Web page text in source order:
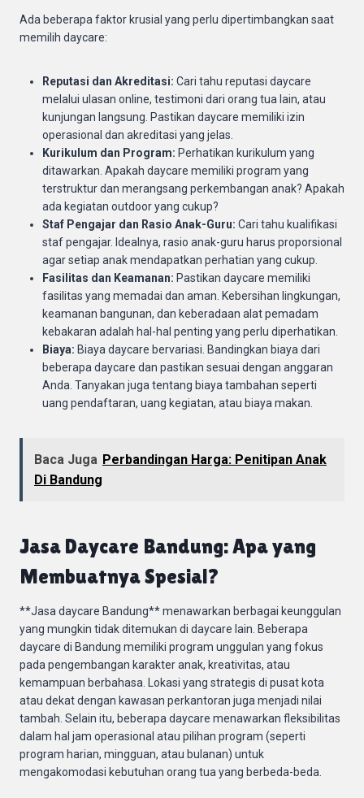
Ada beberapa faktor krusial yang perlu dipertimbangkan saat
memilih daycare:
Reputasi dan Akreditasi: Cari tahu reputasi daycare
melalui ulasan online, testimoni dari orang tua lain, atau
kunjungan langsung. Pastikan daycare memiliki izin
operasional dan akreditasi yang jelas.
Kurikulum dan Program: Perhatikan kurikulum yang
ditawarkan. Apakah daycare memiliki program yang
terstruktur dan merangsang perkembangan anak? Apakah
ada kegiatan outdoor yang cukup?
Staf Pengajar dan Rasio Anak-Guru: Cari tahu kualifikasi
staf pengajar. Idealnya, rasio anak-guru harus proporsional
agar setiap anak mendapatkan perhatian yang cukup.
Fasilitas dan Keamanan: Pastikan daycare memiliki
fasilitas yang memadai dan aman. Kebersihan lingkungan,
keamanan bangunan, dan keberadaan alat pemadam
kebakaran adalah hal-hal penting yang perlu diperhatikan.
Biaya: Biaya daycare bervariasi. Bandingkan biaya dari
beberapa daycare dan pastikan sesuai dengan anggaran
Anda. Tanyakan juga tentang biaya tambahan seperti
uang pendaftaran, uang kegiatan, atau biaya makan.
Baca Juga Perbandingan Harga: Penitipan Anak
Di Bandung
Jasa Daycare Bandung: Apa yang
Membuatnya Spesial?
**Jasa daycare Bandung** menawarkan berbagai keunggulan
yang mungkin tidak ditemukan di daycare lain. Beberapa
daycare di Bandung memiliki program unggulan yang fokus
pada pengembangan karakter anak, kreativitas, atau
kemampuan berbahasa. Lokasi yang strategis di pusat kota
atau dekat dengan kawasan perkantoran juga menjadi nilai
tambah. Selain itu, beberapa daycare menawarkan fleksibilitas
dalam hal jam operasional atau pilihan program (seperti
program harian, mingguan, atau bulanan) untuk
mengakomodasi kebutuhan orang tua yang berbeda-beda.